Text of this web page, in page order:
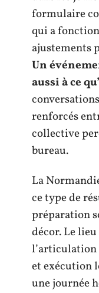
formulaire
qui a
ajustements
Un
aussi à ce
renforcés
collective
bureau.
La
ce type de
préparation
décor. Le lieu
et exécution
une journée